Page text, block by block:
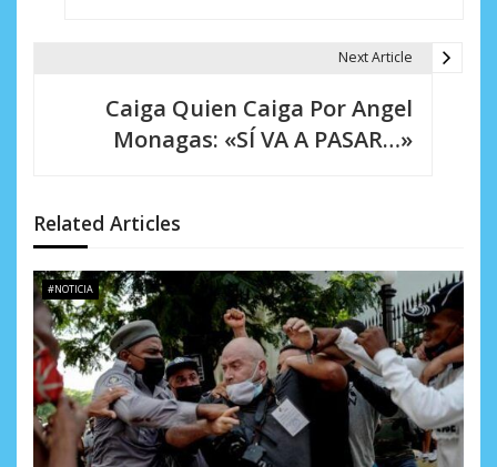
n
d
e
e
n
t
r
Next Article
Caiga Quien Caiga Por Angel
Monagas: «SÍ VA A PASAR…»
Related Articles
#NOTICIA